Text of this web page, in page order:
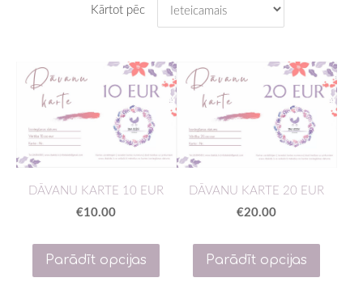
Kārtot pēc
DĀVANU KARTE 10 EUR
€10.00
Parādīt opcijas
DĀVANU KARTE 20 EUR
€20.00
Parādīt opcijas